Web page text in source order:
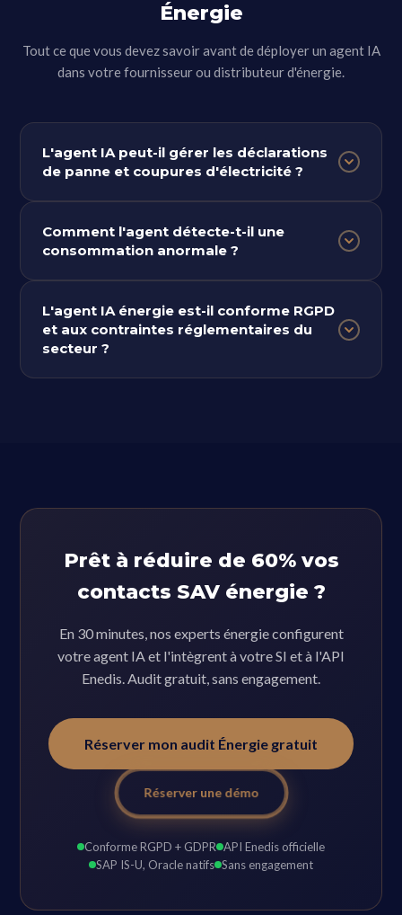
Énergie
Tout ce que vous devez savoir avant de déployer un agent IA
dans votre fournisseur ou distributeur d'énergie.
L'agent IA peut-il gérer les déclarations
de panne et coupures d'électricité ?
Comment l'agent détecte-t-il une
consommation anormale ?
L'agent IA énergie est-il conforme RGPD
et aux contraintes réglementaires du
secteur ?
Prêt à réduire de 60% vos
contacts SAV énergie ?
En 30 minutes, nos experts énergie configurent
votre agent IA et l'intègrent à votre SI et à l'API
Enedis. Audit gratuit, sans engagement.
Réserver mon audit Énergie gratuit
Réserver une démo
Conforme RGPD + GDPR API Enedis officielle
SAP IS-U, Oracle natifs Sans engagement